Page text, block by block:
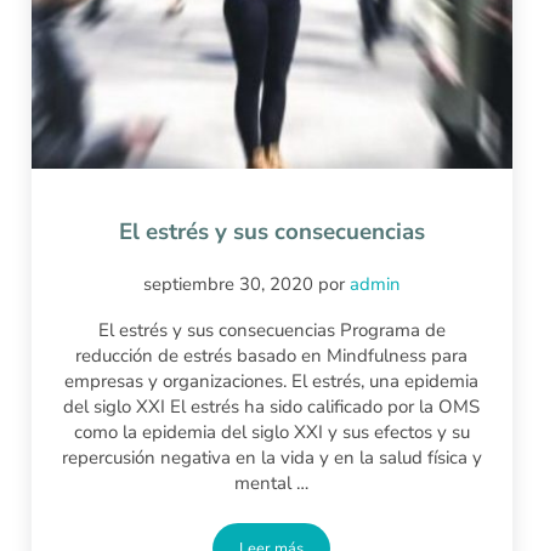
El estrés y sus consecuencias
septiembre 30, 2020 poradmin
El estrés y sus consecuencias Programa de
reducción de estrés basado en Mindfulness para
empresas y organizaciones. El estrés, una epidemia
del siglo XXI El estrés ha sido calificado por la OMS
como la epidemia del siglo XXI y sus efectos y su
repercusión negativa en la vida y en la salud física y
mental …